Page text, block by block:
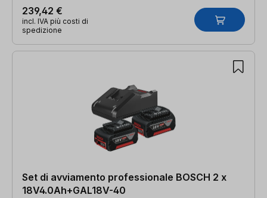
239,42 €
incl. IVA più costi di
spedizione
Set di avviamento professionale BOSCH 2 x
18V4.0Ah+GAL18V-40